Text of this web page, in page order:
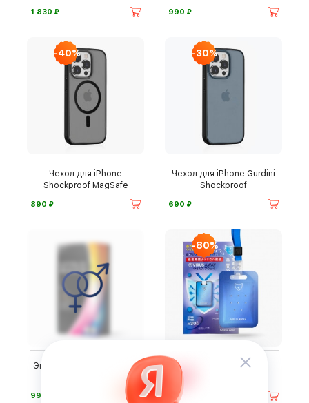
1 830 ⃏ 990 ⃏
-40%
Чехол для iPhone
Shockproof MagSafe
890 ⃏
-30%
Чехол для iPhone Gurdini
Shockproof
690 ⃏
Экопрезервативы Vitalis,
990
-80%
Блокатор Virus Away
290